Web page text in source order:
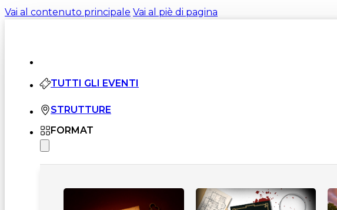
Vai al contenuto principale Vai al piè di pagina
TUTTI GLI EVENTI
STRUTTURE
FORMAT